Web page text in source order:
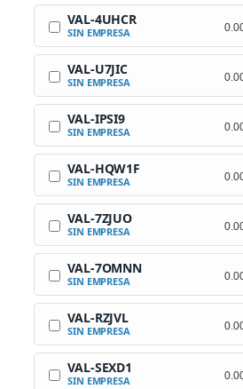
VAL-4UHCR
SIN EMPRESA
VAL-U7JIC
SIN EMPRESA
VAL-IPSI9
SIN EMPRESA
VAL-HQW1F
SIN EMPRESA
VAL-7ZJUO
SIN EMPRESA
VAL-7OMNN
SIN EMPRESA
VAL-RZJVL
SIN EMPRESA
VAL-SEXD1
SIN EMPRESA